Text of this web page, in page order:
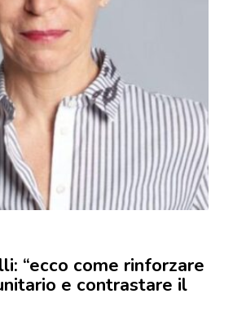
“ecco come rinforzare
e contrastare il